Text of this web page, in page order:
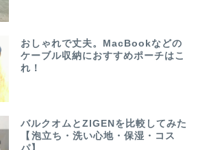
おしゃれで丈夫。MacBookなどの
ケーブル収納におすすめポーチはこ
れ！
バルクオムとZIGENを比較してみた
【泡立ち・洗い心地・保湿・コス